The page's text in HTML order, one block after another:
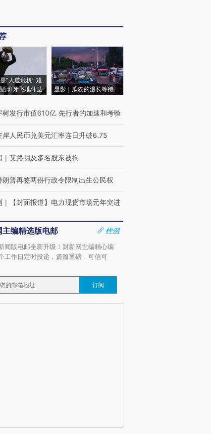
“人道危机” 难
班牙飞地休达
显影｜瓜农的漫长等待
树发行市值610亿 先行者的加速和考验
岸人民币兑美元汇率连日升破6.75
｜ 艾路明及多名股东被拘
朗普再签两份行政令限制出生公民权
｜ 【封面报道】电力现货市场元年突进
主编精选版电邮
样例
闻版电邮全新升级！财新网主编精心编
工作日定时投递，篇篇重磅，可信可
订阅